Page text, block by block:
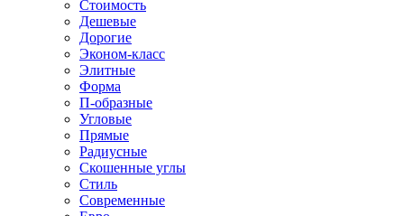
Стоимость
Дешевые
Дорогие
Эконом-класс
Элитные
Форма
П-образные
Угловые
Прямые
Радиусные
Скошенные углы
Стиль
Современные